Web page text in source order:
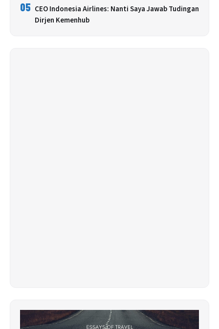
05 CEO Indonesia Airlines: Nanti Saya Jawab Tudingan
Dirjen Kemenhub